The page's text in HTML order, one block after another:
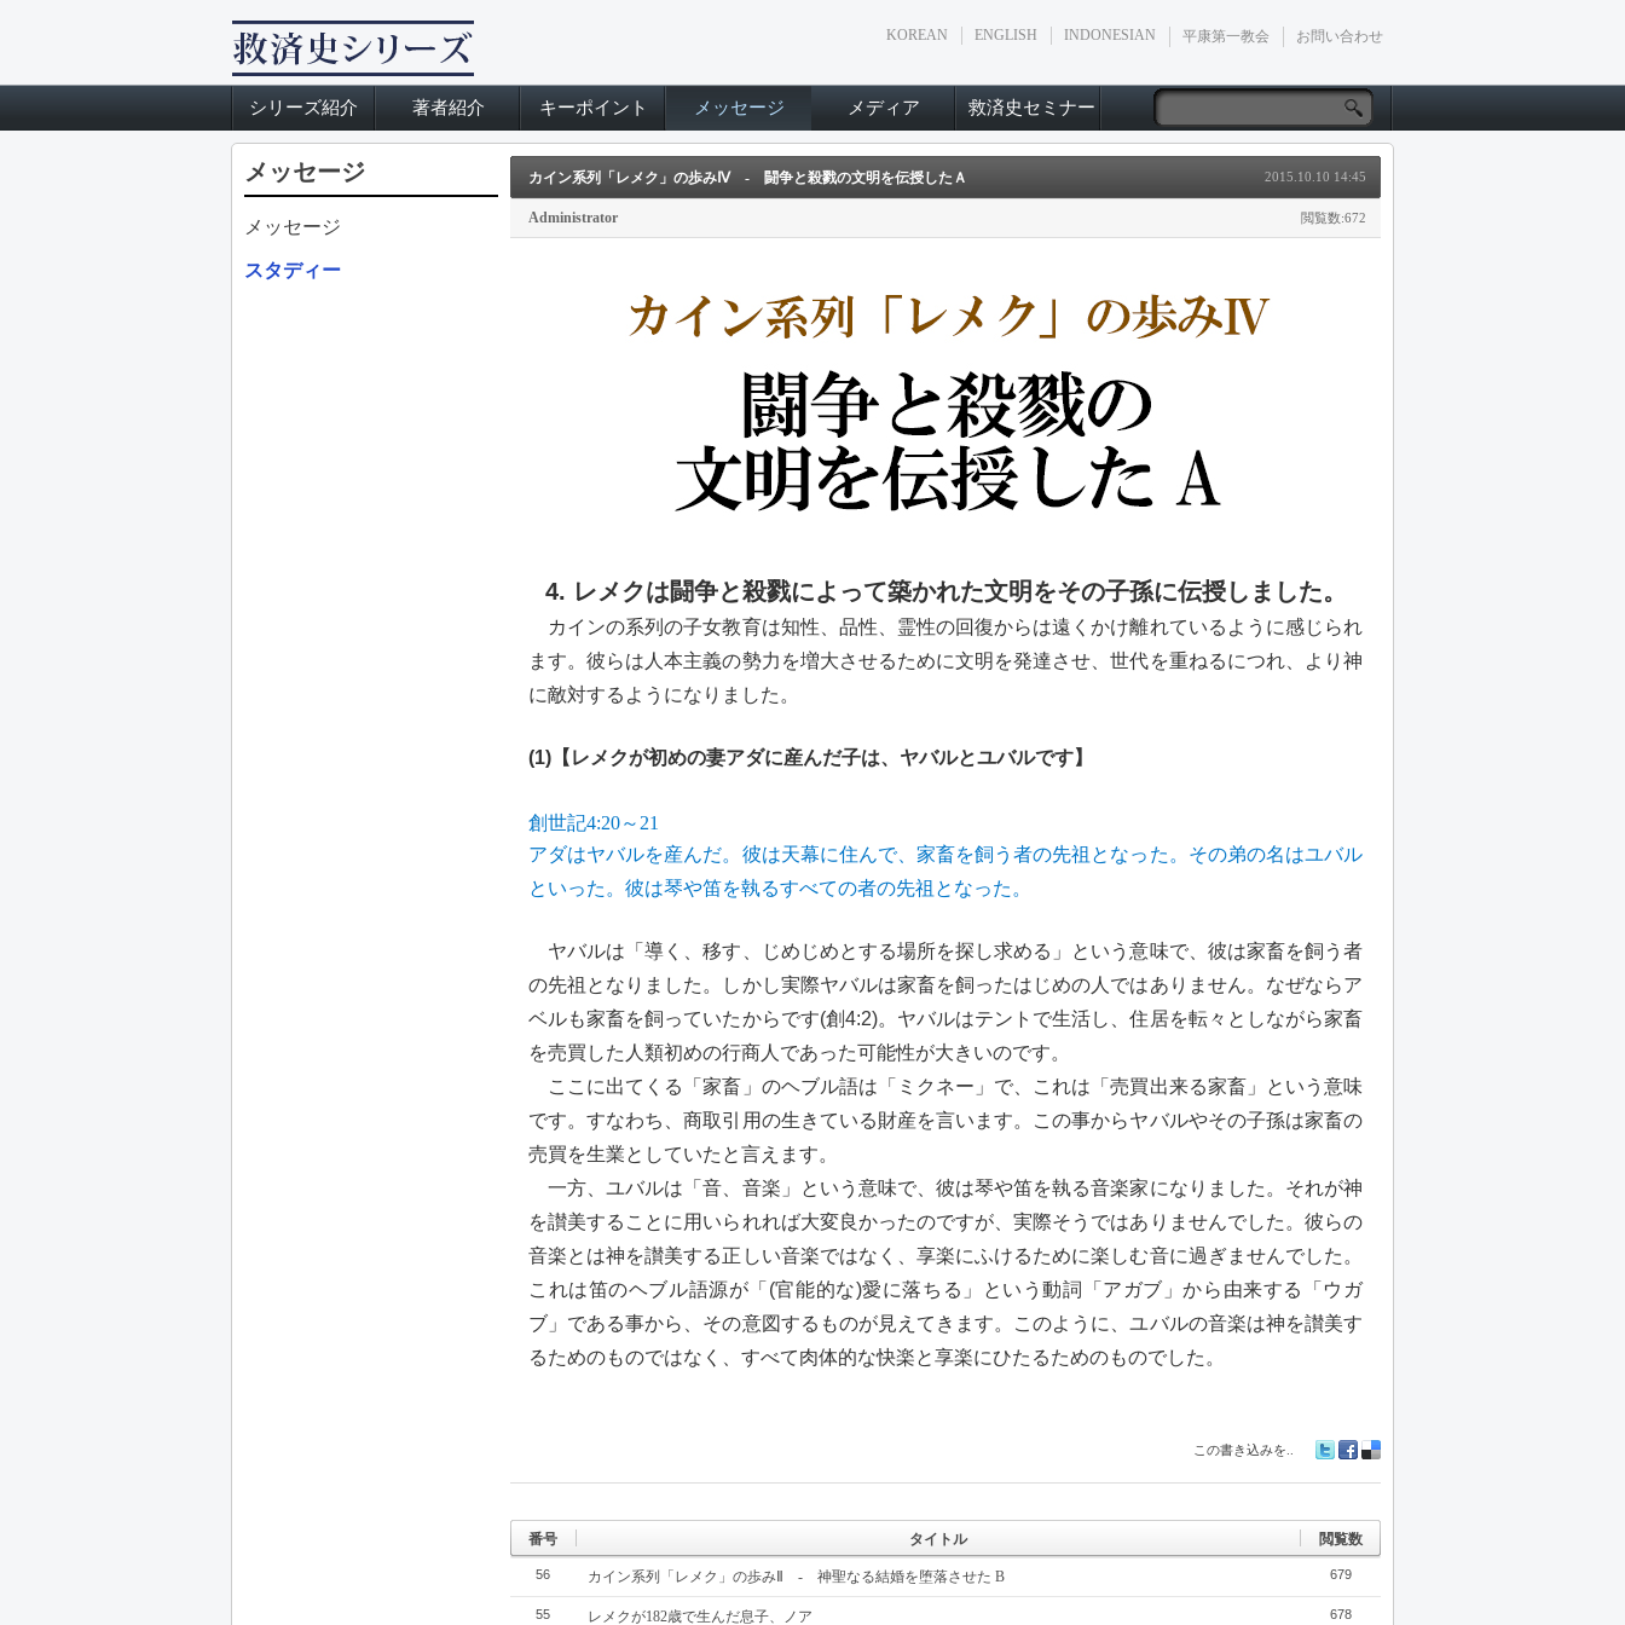
KOREAN ENGLISH INDONESIAN 平康第一教会 お問い合わせ
シリーズ紹介 著者紹介 キーポイント メッセージ メディア 救済史セミナー
メッセージ
メッセージ
スタディー
カイン系列「レメク」の歩みⅣ - 闘争と殺戮の文明を伝授したＡ 2015.10.10 14:45
Administrator 閲覧数:672
4. レメクは闘争と殺戮によって築かれた文明をその子孫に伝授しました。
カインの系列の子女教育は知性、品性、霊性の回復からは遠くかけ離れているように感じられ
ます。彼らは人本主義の勢力を増大させるために文明を発達させ、世代を重ねるにつれ、より神
に敵対するようになりました。
(1)【レメクが初めの妻アダに産んだ子は、ヤバルとユバルです】
創世記4:20～21
アダはヤバルを産んだ。彼は天幕に住んで、家畜を飼う者の先祖となった。その弟の名はユバル
といった。彼は琴や笛を執るすべての者の先祖となった。
ヤバルは「導く、移す、じめじめとする場所を探し求める」という意味で、彼は家畜を飼う者
の先祖となりました。しかし実際ヤバルは家畜を飼ったはじめの人ではありません。なぜならア
ベルも家畜を飼っていたからです(創4:2)。ヤバルはテントで生活し、住居を転々としながら家畜
を売買した人類初めの行商人であった可能性が大きいのです。
ここに出てくる「家畜」のヘブル語は「ミクネー」で、これは「売買出来る家畜」という意味
です。すなわち、商取引用の生きている財産を言います。この事からヤバルやその子孫は家畜の
売買を生業としていたと言えます。
一方、ユバルは「音、音楽」という意味で、彼は琴や笛を執る音楽家になりました。それが神
を讃美することに用いられれば大変良かったのですが、実際そうではありませんでした。彼らの
音楽とは神を讃美する正しい音楽ではなく、享楽にふけるために楽しむ音に過ぎませんでした。
これは笛のヘブル語源が「(官能的な)愛に落ちる」という動詞「アガブ」から由来する「ウガ
ブ」である事から、その意図するものが見えてきます。このように、ユバルの音楽は神を讃美す
るためのものではなく、すべて肉体的な快楽と享楽にひたるためのものでした。
この書き込みを..
itte ceb lici
番号 タイトル 閲覧数
56 カイン系列「レメク」の歩みⅡ - 神聖なる結婚を堕落させた B 679
55 レメクが182歳で生んだ息子、ノア 678